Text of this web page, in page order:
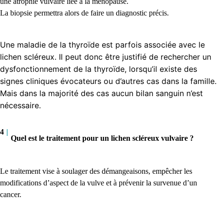
La biopsie permettra alors de faire un diagnostic précis.
Une maladie de la thyroïde est parfois associée avec le
lichen scléreux. Il peut donc être justifié de rechercher un
dysfonctionnement de la thyroïde, lorsqu’il existe des
signes cliniques évocateurs ou d’autres cas dans la famille.
Mais dans la majorité des cas aucun bilan sanguin n’est
nécessaire.
4 |
Quel est le traitement pour un lichen scléreux vulvaire ?
Le traitement vise à soulager des démangeaisons, empêcher les
modifications d’aspect de la vulve et à prévenir la survenue d’un
cancer.